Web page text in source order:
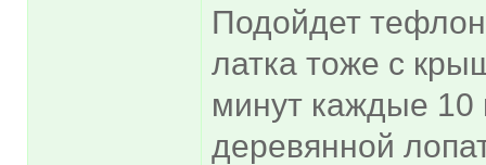
Подойдет
латка тоже с
минут каждые
деревянной